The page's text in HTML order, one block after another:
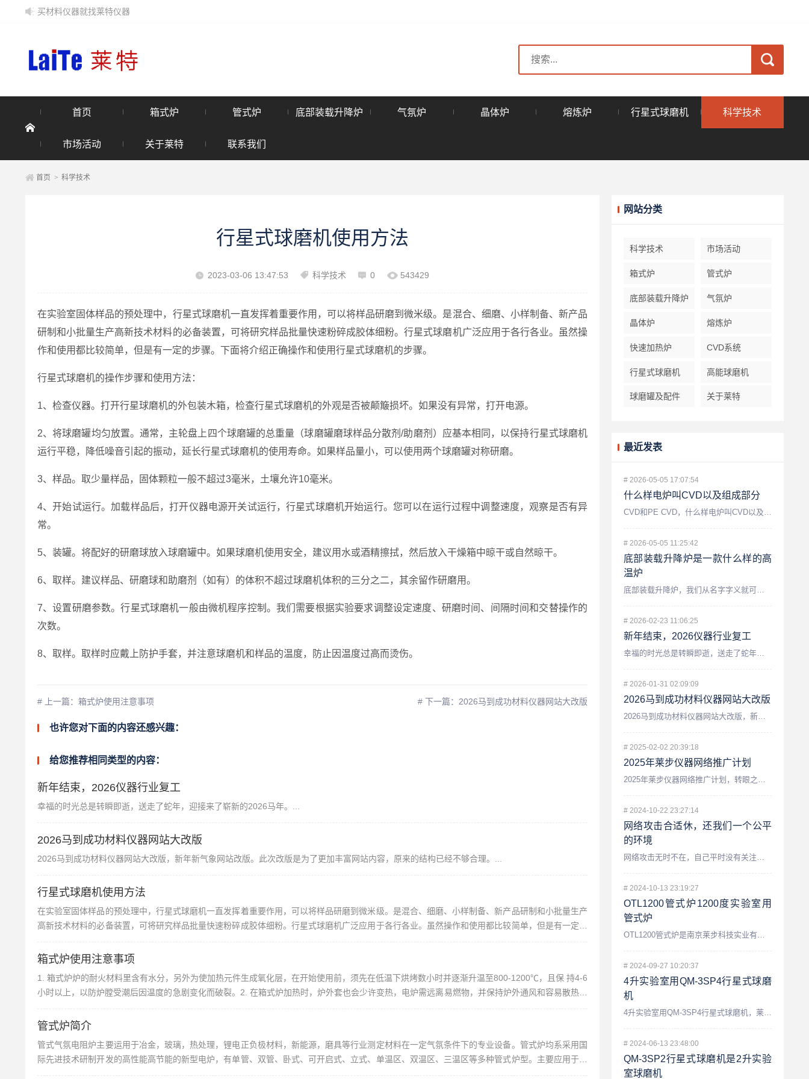
买材料仪器就找莱特仪器
首页 箱式炉 管式炉 底部装载升降炉 气氛炉 晶体炉 熔炼炉 行星式球磨机 科学技术
市场活动 关于莱特 联系我们
首页 > 科学技术
行星式球磨机使用方法
2023-03-06 13:47:53 科学技术 0 543429
在实验室固体样品的预处理中，行星式球磨机一直发挥着重要作用，可以将样品研磨到微米级。是混合、细磨、小样制备、新产品
研制和小批量生产高新技术材料的必备装置，可将研究样品批量快速粉碎成胶体细粉。行星式球磨机广泛应用于各行各业。虽然操
作和使用都比较简单，但是有一定的步骤。下面将介绍正确操作和使用行星式球磨机的步骤。
行星式球磨机的操作步骤和使用方法：
1、检查仪器。打开行星球磨机的外包装木箱，检查行星式球磨机的外观是否被颠簸损坏。如果没有异常，打开电源。
2、将球磨罐均匀放置。通常，主轮盘上四个球磨罐的总重量（球磨罐磨球样品分散剂/助磨剂）应基本相同，以保持行星式球磨机
运行平稳，降低噪音引起的振动，延长行星式球磨机的使用寿命。如果样品量小，可以使用两个球磨罐对称研磨。
3、样品。取少量样品，固体颗粒一般不超过3毫米，土壤允许10毫米。
4、开始试运行。加载样品后，打开仪器电源开关试运行，行星式球磨机开始运行。您可以在运行过程中调整速度，观察是否有异
常。
5、装罐。将配好的研磨球放入球磨罐中。如果球磨机使用安全，建议用水或酒精擦拭，然后放入干燥箱中晾干或自然晾干。
6、取样。建议样品、研磨球和助磨剂（如有）的体积不超过球磨机体积的三分之二，其余留作研磨用。
7、设置研磨参数。行星式球磨机一般由微机程序控制。我们需要根据实验要求调整设定速度、研磨时间、间隔时间和交替操作的
次数。
8、取样。取样时应戴上防护手套，并注意球磨机和样品的温度，防止因温度过高而烫伤。
# 上一篇：箱式炉使用注意事项 # 下一篇：2026马到成功材料仪器网站大改版
也许您对下面的内容还感兴趣：
给您推荐相同类型的内容：
新年结束，2026仪器行业复工
幸福的时光总是转瞬即逝，送走了蛇年，迎接来了崭新的2026马年。...
2026马到成功材料仪器网站大改版
2026马到成功材料仪器网站大改版，新年新气象网站改版。此次改版是为了更加丰富网站内容，原来的结构已经不够合理。...
行星式球磨机使用方法
在实验室固体样品的预处理中，行星式球磨机一直发挥着重要作用，可以将样品研磨到微米级。是混合、细磨、小样制备、新产品研制和小批量生产
高新技术材料的必备装置，可将研究样品批量快速粉碎成胶体细粉。行星式球磨机广泛应用于各行各业。虽然操作和使用都比较简单，但是有一定的
步骤。下面将介绍正确操作和使用行星式球磨机的步骤。行星式球磨机的操作步骤和使用方法：1、检查仪器。打开行星球磨机的外包装木箱，检查
行星式球磨...
箱式炉使用注意事项
1. 箱式炉炉的耐火材料里含有水分，另外为使加热元件生成氧化层，在开始使用前，须先在低温下烘烤数小时并逐渐升温至800-1200℃，且保 持4-6
小时以上，以防炉膛受潮后因温度的急剧变化而破裂。2. 在箱式炉加热时，炉外套也会少许变热，电炉需远离易燃物，并保持炉外通风和容易散热。
3. 加热元件的工作寿命取决于其表面的氧化层，破坏氧化层会缩短加热元件的寿命，而每次紧急停机和高温冷都会对氧化层有所损害...
管式炉简介
管式气氛电阻炉主要运用于冶金，玻璃，热处理，锂电正负极材料，新能源，磨具等行业测定材料在一定气氛条件下的专业设备。管式炉均系采用国
际先进技术研制开发的高性能高节能的新型电炉，有单管、双管、卧式、可开启式、立式、单温区、双温区、三温区等多种管式炉型。主要应用于大
专院校、科研院所、工矿企业等实验和小批量生产之用。具有安全可靠、操作简单、控温精度高、保温效果好、温度范围大、炉膛温度均匀性高、温
网站分类
科学技术 市场活动
箱式炉 管式炉
底部装载升降炉 气氛炉
晶体炉 熔炼炉
快速加热炉 CVD系统
行星式球磨机 高能球磨机
球磨罐及配件 关于莱特
最近发表
# 2026-05-05 17:07:54
什么样电炉叫CVD以及组成部分
# 2026-05-05 11:25:42
底部装载升降炉是一款什么样的高
温炉
# 2026-02-23 11:06:25
新年结束，2026仪器行业复工
# 2026-01-31 02:09:09
2026马到成功材料仪器网站大改版
# 2025-02-02 20:39:18
2025年莱步仪器网络推广计划
# 2024-10-22 23:27:14
网络攻击合适休，还我们一个公平
的环境
# 2024-10-13 23:19:27
OTL1200管式炉1200度实验室用
管式炉
# 2024-09-27 10:20:37
4升实验室用QM-3SP4行星式球磨
机
# 2024-06-13 23:48:00
QM-3SP2行星式球磨机是2升实验
室球磨机